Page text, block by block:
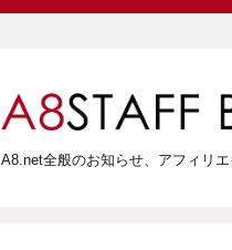
A8.net全般のお知らせ、アフィリ